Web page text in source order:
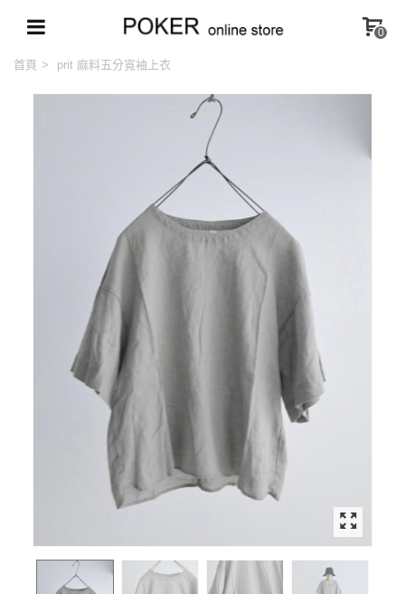
0
首頁 > prit 麻料五分寬袖上衣